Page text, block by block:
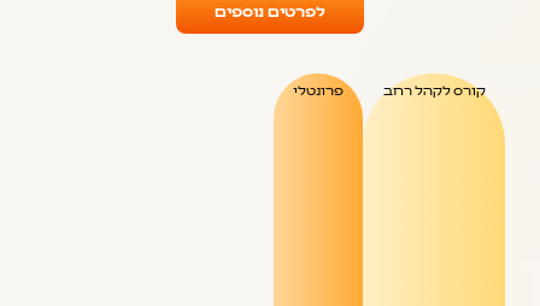
לפרטים נוספים
קורס לקהל רחב פרונטלי